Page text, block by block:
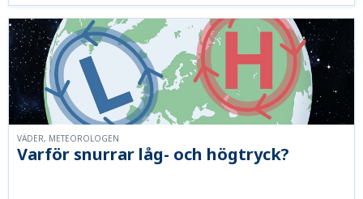
Varför snurrar låg- och högtryck?
VÄDER, METEOROLOGEN